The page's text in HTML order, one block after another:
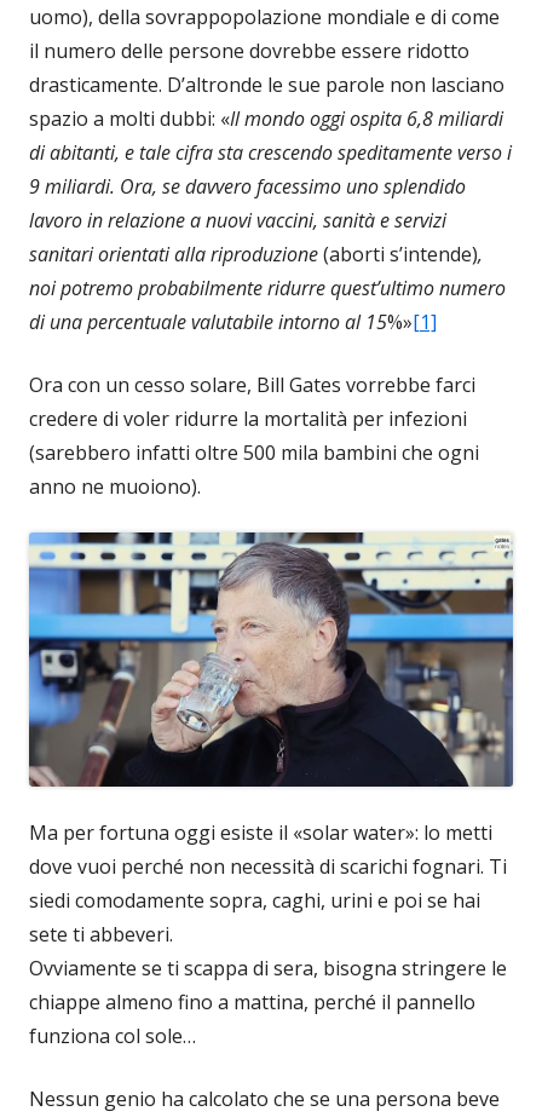
uomo), della sovrappopolazione mondiale e di come
il numero delle persone dovrebbe essere ridotto
drasticamente. D’altronde le sue parole non lasciano
spazio a molti dubbi: «Il mondo oggi ospita 6,8 miliardi
di abitanti, e tale cifra sta crescendo speditamente verso i
9 miliardi. Ora, se davvero facessimo uno splendido
lavoro in relazione a nuovi vaccini, sanità e servizi
sanitari orientati alla riproduzione(aborti s’intende),
noi potremo probabilmente ridurre quest’ultimo numero
di una percentuale valutabile intorno al 15%»[1]
Ora con un cesso solare, Bill Gates vorrebbe farci
credere di voler ridurre la mortalità per infezioni
(sarebbero infatti oltre 500 mila bambini che ogni
anno ne muoiono).
Ma per fortuna oggi esiste il «solar water»: lo metti
dove vuoi perché non necessità di scarichi fognari. Ti
siedi comodamente sopra, caghi, urini e poi se hai
sete ti abbeveri.
Ovviamente se ti scappa di sera, bisogna stringere le
chiappe almeno fino a mattina, perché il pannello
funziona col sole…
Nessun genio ha calcolato che se una persona beve